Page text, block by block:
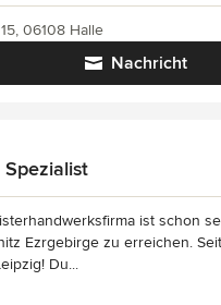
Nachricht
06108 Halle
ist schon
Ezrgebirge zu erreichen.
Du...